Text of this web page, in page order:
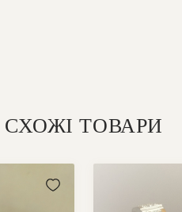
СХОЖІ ТОВАРИ